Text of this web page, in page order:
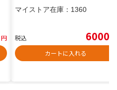
円
マイストア在庫： 1360
税込 6000
カートに入れる